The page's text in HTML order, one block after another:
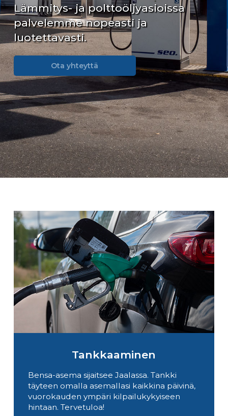
Lämmitys- ja polttoöljyasioissa
palvelemme nopeasti ja
luotettavasti.
Ota yhteyttä
Tankkaaminen
Bensa-asema sijaitsee Jaalassa. Tankki
täyteen omalla asemallasi kaikkina päivinä,
vuorokauden ympäri kilpailukykyiseen
hintaan. Tervetuloa!